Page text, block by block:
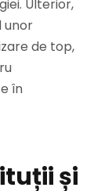
Ulterior,
unor
de top,
în
și